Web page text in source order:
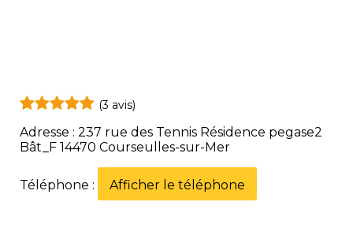
(3 avis)
Adresse : 237 rue des Tennis Résidence pegase2
Bât_F 14470 Courseulles-sur-Mer
Téléphone : Afficher le téléphone